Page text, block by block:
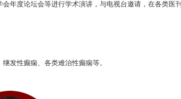
年度论坛会等进行学术演讲，与电视台邀请，在各类医刊
发性癫痫、各类难治性癫痫等。